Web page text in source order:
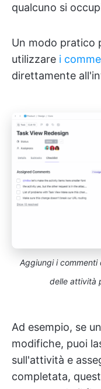
qualcuno si
Un modo pratico
utilizzare i
direttamente
Aggiungi i commenti
delle attività
Ad esempio, se
modifiche, puoi
sull'attività e
completata,